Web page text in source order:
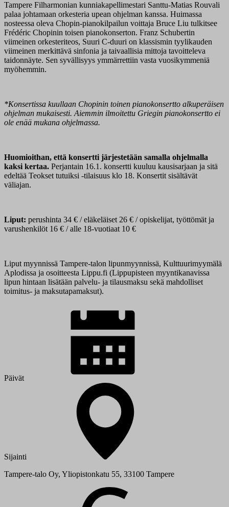
Tampere Filharmonian kunniakapellimestari Santtu-Matias Rouvali
palaa johtamaan orkesteria upean ohjelman kanssa. Huimassa
nosteessa oleva Chopin-pianokilpailun voittaja Bruce Liu tulkitsee
Frédéric Chopinin toisen pianokonserton. Franz Schubertin
viimeinen orkesteriteos, Suuri C-duuri on klassismin tyylikauden
viimeinen merkittävä sinfonia ja taivaallisia mittoja tavoitteleva
taidonnäyte. Sen syvällisyys ymmärrettiin vasta vuosikymmeniä
myöhemmin.
*Konsertissa kuullaan Chopinin toinen pianokonsertto alkuperäisen
ohjelman mukaisesti. Aiemmin ilmoitettu Griegin pianokonsertto ei
ole enää mukana ohjelmassa.
Huomioithan, että konsertti järjestetään samalla ohjelmalla
kaksi kertaa. Perjantain 16.1. konsertti kuuluu kausisarjaan ja sitä
edeltää Teokset tutuiksi -tilaisuus klo 18. Konsertit sisältävät
väliajan.
Liput: perushinta 34 € / eläkeläiset 26 € / opiskelijat, työttömät ja
varushenkilöt 16 € / alle 18-vuotiaat 10 €
Liput myynnissä Tampere-talon lipunmyynnissä, Kulttuurimyymälä
Aplodissa ja osoitteesta Lippu.fi (Lippupisteen myyntikanavissa
lipun hintaan lisätään palvelu- ja tilausmaksu sekä mahdolliset
toimitus- ja maksutapamaksut).
Päivät
Sijainti
Tampere-talo Oy, Yliopistonkatu 55, 33100 Tampere